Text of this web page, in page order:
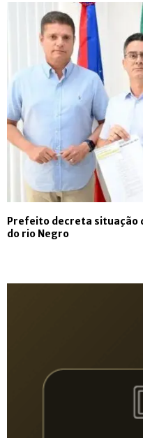
Prefeito decreta situação
do rio Negro